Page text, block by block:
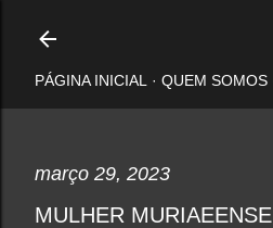
PÁGINA INICIAL QUEM SOMOS
março 29, 2023
MULHER MURIAEENSE